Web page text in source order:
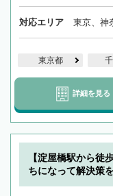
対応エリア 東京、神
東京都
詳細を見る
【淀屋橋駅から徒
ちになって解決策